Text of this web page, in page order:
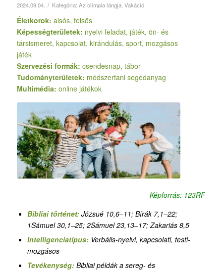
2024.09.04. / Kategória: Az olimpia lángja, Vakáció
Életkorok: alsós, felsős
Képességterületek: nyelvi feladat, játék, ön- és
társismeret, kapcsolat, kirándulás, sport, mozgásos
játék
Szervezési formák: csendesnap, tábor
Tudományterületek: módszertani segédanyag
Multimédia: online játékok
Képforrás: 123RF
Bibliai történet: Józsué 10,6–11;Bírák 7,1–22;
1Sámuel 30,1–25;2Sámuel 23,13–17; Zakariás 8,5
Intelligenciatípus: Verbális-nyelvi, kapcsolati, testi-
mozgásos
Tevékenység: Bibliai példák a sereg- és